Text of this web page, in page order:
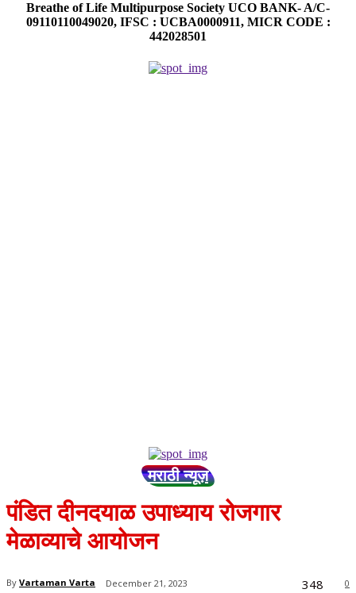
Breathe of Life Multipurpose Society UCO BANK- A/C-
09110110049020, IFSC : UCBA0000911, MICR CODE :
442028501
मराठी न्यूज़
पंडित दीनदयाळ उपाध्याय रोजगार
मेळाव्याचे आयोजन
By Vartaman Varta December 21, 2023 0
348